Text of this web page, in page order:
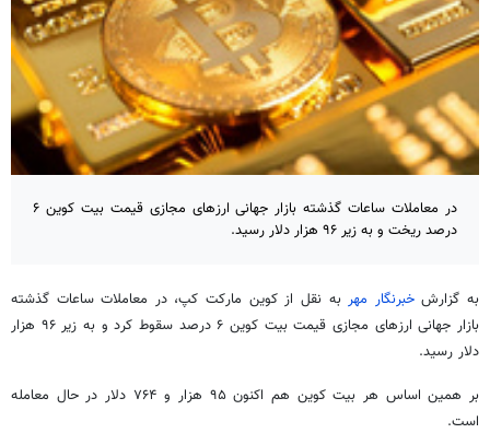
در معاملات ساعات گذشته بازار جهانی ارزهای مجازی قیمت بیت کوین ۶
درصد ریخت و به زیر ۹۶ هزار دلار رسید.
به گزارشخبرنگار مهربه نقل از کوین مارکت کپ، در معاملات ساعات گذشته
بازار جهانی ارزهای مجازی قیمت بیت کوین ۶ درصد سقوط کرد و به زیر ۹۶ هزار
دلار رسید.
بر همین اساس هر بیت کوین هم اکنون ۹۵ هزار و ۷۶۴ دلار در حال معامله
است.